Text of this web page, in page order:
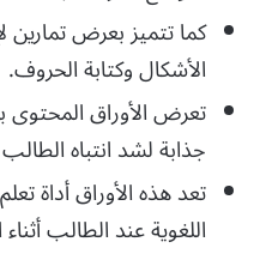
كما تتميز بعرض تمارين
الأشكال وكتابة الحروف.
تعرض الأوراق
جذابة لشد انتباه الطالب
تعد هذه الأوراق أداة
اللغوية عند الطالب أثناء